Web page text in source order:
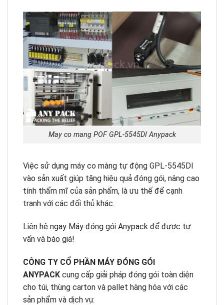
May co mang POF GPL-5545DI Anypack
Việc sử dụng máy co màng tự động GPL-5545DI
vào sản xuất giúp tăng hiệu quả đóng gói, nâng cao
tính thẩm mĩ của sản phẩm, là ưu thế để cạnh
tranh với các đối thủ khác.
Liên hệ ngay Máy đóng gói Anypack để được tư
vấn và báo giá!
CÔNG TY CỔ PHẦN MÁY ĐÓNG GÓI
ANYPACK cung cấp giải pháp đóng gói toàn diện
cho túi, thùng carton và pallet hàng hóa với các
sản phẩm và dịch vụ: